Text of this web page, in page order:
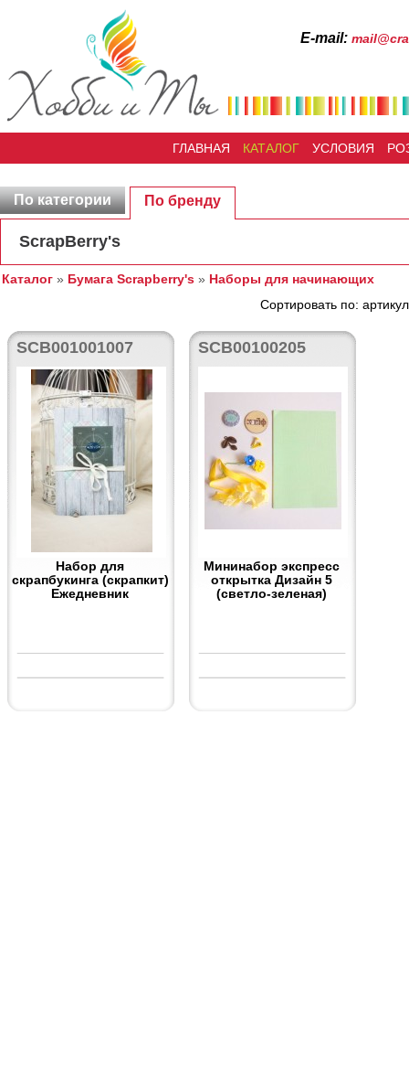
Е-mail:
ГЛАВНАЯ КАТАЛОГ УСЛОВИЯ
По категории По бренду
ScrapBerry's
Каталог » Бумага Scrapberry's » Наборы для начинающих
Сортировать по:
SCB001001007
Набор для
скрапбукинга (скрапкит)
Ежедневник
SCB00100205
Мининабор экспресс
открытка Дизайн 5
(светло-зеленая)